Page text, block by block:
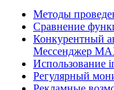
Методы
Сравнение
Конкурентный
Мессенджер
Использование
Регулярный